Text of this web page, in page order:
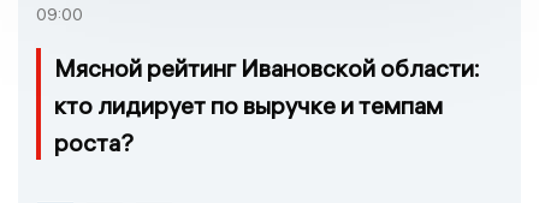
09:00
Мясной рейтинг Ивановской области:
кто лидирует по выручке и темпам
роста?